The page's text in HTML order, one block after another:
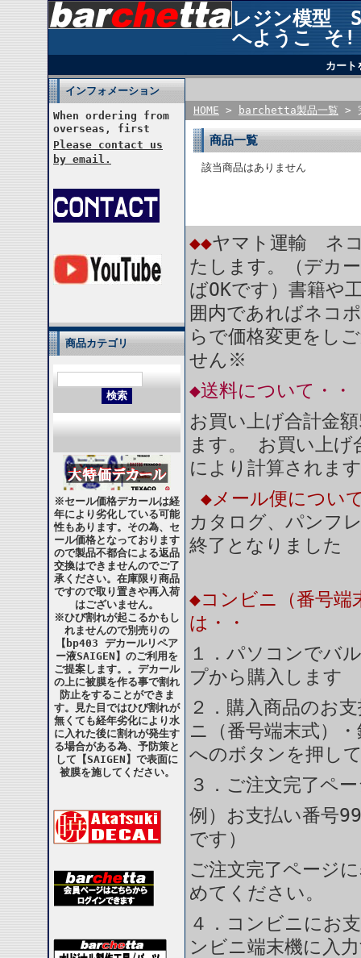
レジン模型
へようこ そ!
カート
インフォメーション
When ordering from
overseas, first
Please contact us
by email.
商品カテゴリ
※セール価格デカールは経
年により劣化している可能
性もあります。その為、セ
ール価格となっております
ので製品不都合による返品
交換はできませんのでご了
承ください。在庫限り商品
ですので取り置きや再入荷
はございません。
※ひび割れが起こるかもし
れませんので別売りの
【bp403 デカールリペア
ー液SAIGEN】のご利用を
ご提案します。。デカール
の上に被膜を作る事で割れ
防止をすることができま
す。見た目ではひび割れが
無くても経年劣化により水
に入れた後に割れが発生す
る場合がある為、予防策と
して【SAIGEN】で表面に
被膜を施してください。
HOME > barchetta製品一覧 >
商品一覧
該当商品はありません
◆◆ヤマト運輸 ネ
たします。（デカ
ばOKです）書籍や
囲内であればネコ
らで価格変更をし
せん※
◆送料について・・
お買い上げ合計金
ます。 お買い上
により計算されま
◆メール便につい
カタログ、パンフ
終了となりました
◆コンビニ（番号端
は・・
１．パソコンでバ
プから購入します
２．購入商品のお
ニ（番号端末式）
へのボタンを押し
３．ご注文完了ペ
例）お支払い番号
です）
ご注文完了ページ
めてください。
４．コンビニにお
ンビニ端末機に入